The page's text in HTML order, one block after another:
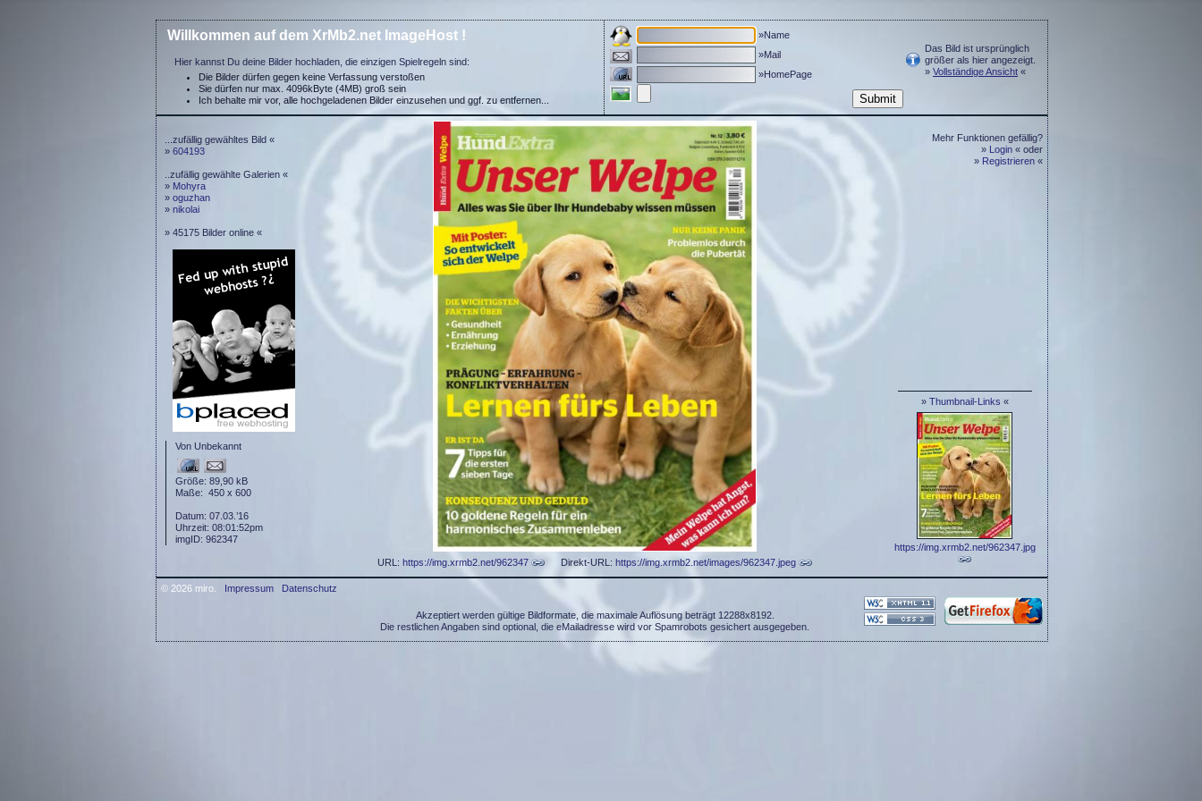
Willkommen auf dem XrMb2.net ImageHost !
Hier kannst Du deine Bilder hochladen, die einzigen Spielregeln sind:
Die Bilder dürfen gegen keine Verfassung verstoßen
Sie dürfen nur max. 4096kByte (4MB) groß sein
Ich behalte mir vor, alle hochgeladenen Bilder einzusehen und ggf. zu entfernen...
»Name
»Mail
»HomePage
Das Bild ist ursprünglich
größer als hier angezeigt.
» Vollständige Ansicht «
...zufällig gewähltes Bild «
» 604193
..zufällig gewählte Galerien «
» Mohyra
» oguzhan
» nikolai
» 45175 Bilder online «
Von Unbekannt
Größe: 89,90 kB
Maße: 450 x 600
Datum: 07.03.’16
Uhrzeit: 08:01:52pm
imgID: 962347
URL: https://img.xrmb2.net/962347 Direkt-URL: https://img.xrmb2.net/images/962347.jpeg
Mehr Funktionen gefällig?
» Login « oder
» Registrieren «
» Thumbnail-Links «
https://img.xrmb2.net/962347.jpg
© 2026 miro. Impressum Datenschutz
Akzeptiert werden gültige Bildformate, die maximale Auflösung beträgt 12288x8192.
Die restlichen Angaben sind optional, die eMailadresse wird vor Spamrobots gesichert ausgegeben.